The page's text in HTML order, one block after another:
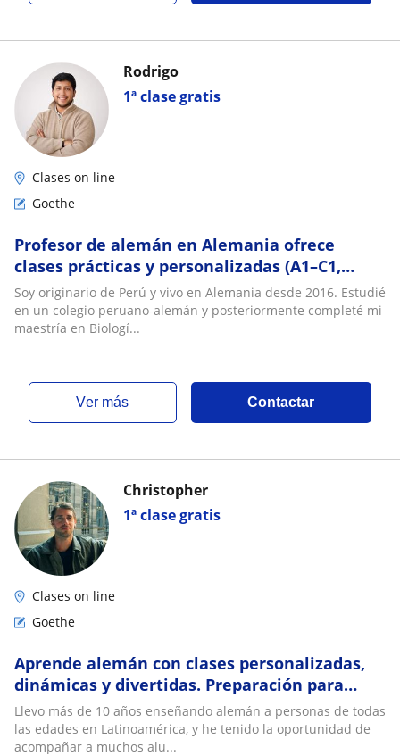
1ª clase gratis
Rodrigo
Clases on line
Goethe
Profesor de alemán en Alemania ofrece
clases prácticas y personalizadas (A1–C1,
TestDaF, Goethe-Zertifikat)
Soy originario de Perú y vivo en Alemania desde 2016. Estudié
en un colegio peruano-alemán y posteriormente completé mi
maestría en Biologí...
ver más Contactar
1ª clase gratis
Christopher
Clases on line
Goethe
Aprende alemán con clases personalizadas,
dinámicas y divertidas. Preparación para
exámenes Goethe
Llevo más de 10 años enseñando alemán a personas de todas
las edades en Latinoamérica, y he tenido la oportunidad de
acompañar a muchos alu...